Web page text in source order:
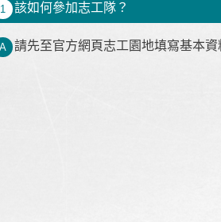
1 該如何參加志工隊？
請先至官方網頁志工園地填寫基本